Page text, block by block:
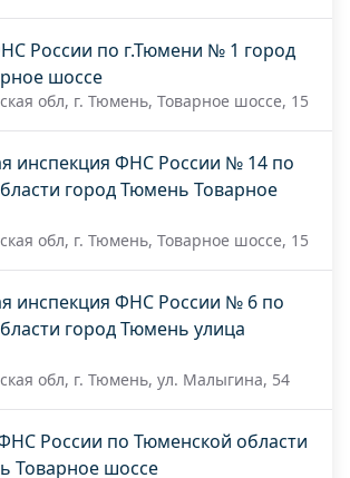
России по г.Тюмени № 1 город
шоссе
обл, г. Тюмень, Товарное шоссе, 15
инспекция ФНС России № 14 по
город Тюмень Товарное
обл, г. Тюмень, Товарное шоссе, 15
инспекция ФНС России № 6 по
город Тюмень улица
обл, г. Тюмень, ул. Малыгина, 54
России по Тюменской области
Товарное шоссе